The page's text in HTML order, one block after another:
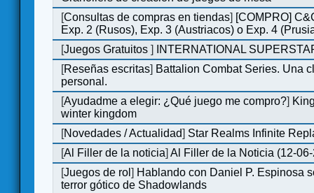
[Consultas de compras en tiendas] [COMPRO]
Exp. 2 (Rusos), Exp. 3 (Austriacos) o Exp. 4
[Juegos Gratuitos]
INTERNATIONAL
[Reseñas escritas] Battalion Combat Series. Una
personal.
[Ayudadme a elegir: ¿Qué juego me compro?]
winter kingdom
[Novedades / Actualidad] Star Realms Infinite
[Al Filler de la noticia]Al Filler de la Noticia (12-
[Juegos de rol] Hablando con Daniel P. Espinosa
terror gótico de Shadowlands